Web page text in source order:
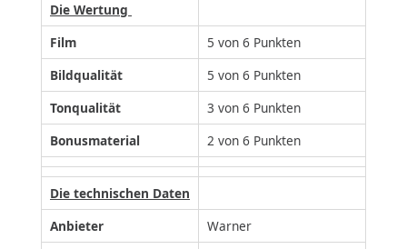
Die Wertung
Film
5 von 6 Punkten
Bildqualität
5 von 6 Punkten
Tonqualität
3 von 6 Punkten
Bonusmaterial
2 von 6 Punkten
Die technischen Daten
Anbieter
Warner